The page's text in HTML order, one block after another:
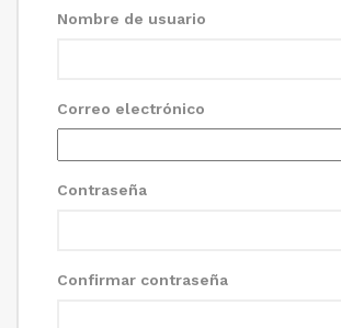
Nombre de usuario
Correo electrónico
Contraseña
Confirmar contraseña